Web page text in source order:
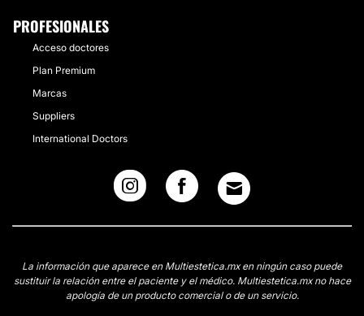
PROFESIONALES
Acceso doctores
Plan Premium
Marcas
Suppliers
International Doctors
La información que aparece en Multiestetica.mx en ningún caso puede
sustituir la relación entre el paciente y el médico. Multiestetica.mx no hace
apología de un producto comercial o de un servicio.